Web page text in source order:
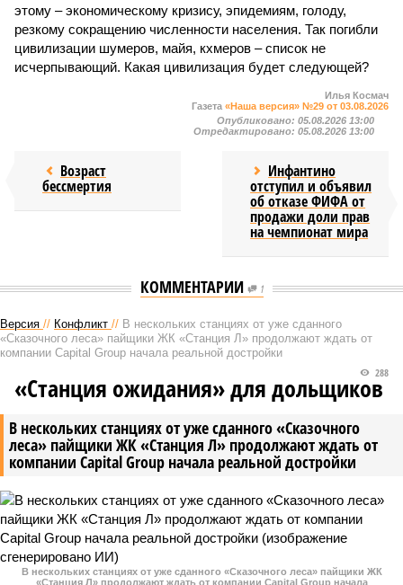
этому – экономическому кризису, эпидемиям, голоду,
резкому сокращению численности населения. Так погибли
цивилизации шумеров, майя, кхмеров – список не
исчерпывающий. Какая цивилизация будет следующей?
Илья Космач
Газета «Наша версия» №29 от 03.08.2026
Опубликовано: 05.08.2026 13:00
Отредактировано: 05.08.2026 13:00
Возраст
бессмертия
Инфантино
отступил и объявил
об отказе ФИФА от
продажи доли прав
на чемпионат мира
КОММЕНТАРИИ 1
Версия // Конфликт // В нескольких станциях от уже сданного
«Сказочного леса» пайщики ЖК «Станция Л» продолжают ждать от
компании Capital Group начала реальной достройки
В нескольких станциях от уже сданного «Сказочного
леса» пайщики ЖК «Станция Л» продолжают ждать от
компании Capital Group начала реальной достройки
288
«Станция ожидания» для дольщиков
В нескольких станциях от уже сданного «Сказочного леса» пайщики ЖК
«Станция Л» продолжают ждать от компании Capital Group начала